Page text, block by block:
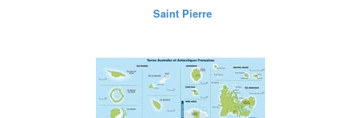
Saint Pierre